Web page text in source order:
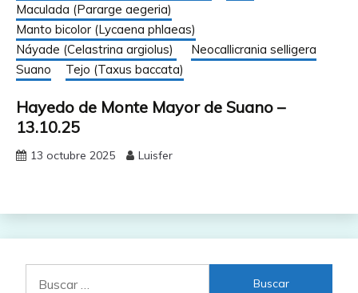
Maculada (Pararge aegeria)
Manto bicolor (Lycaena phlaeas)
Náyade (Celastrina argiolus)
Neocallicrania selligera
Suano
Tejo (Taxus baccata)
Hayedo de Monte Mayor de Suano –
13.10.25
13 octubre 2025 Luisfer